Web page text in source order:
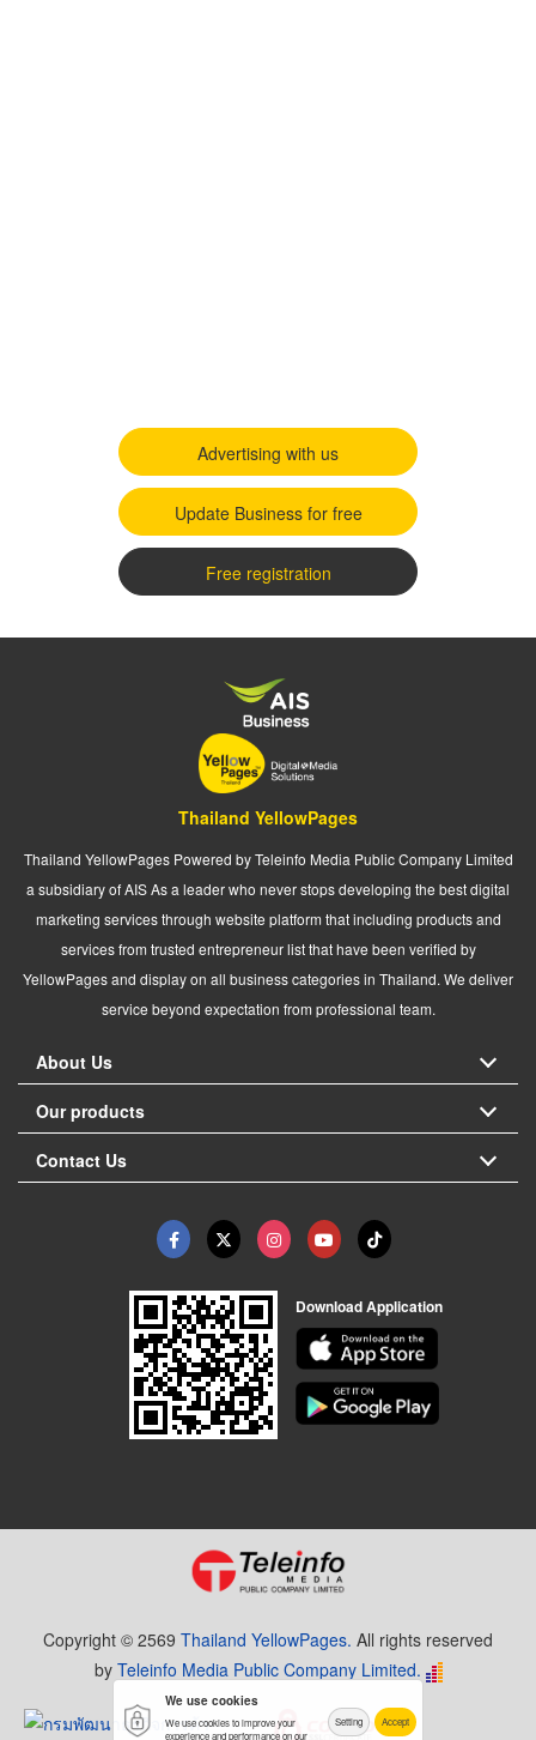
Advertising with us
Update Business for free
Free registration
Thailand YellowPages
Thailand YellowPages Powered by Teleinfo Media Public Company Limited
a subsidiary of AIS As a leader who never stops developing the best digital
marketing services through website platform that including products and
services from trusted entrepreneur list that have been verified by
YellowPages and display on all business categories in Thailand. We deliver
service beyond expectation from professional team.
About Us
Our products
Contact Us
Download Application
Copyright © 2569 Thailand YellowPages. All rights reserved
by Teleinfo Media Public Company Limited.
We use cookies
We use cookies to improve your
experience and performance on our
Setting Accept